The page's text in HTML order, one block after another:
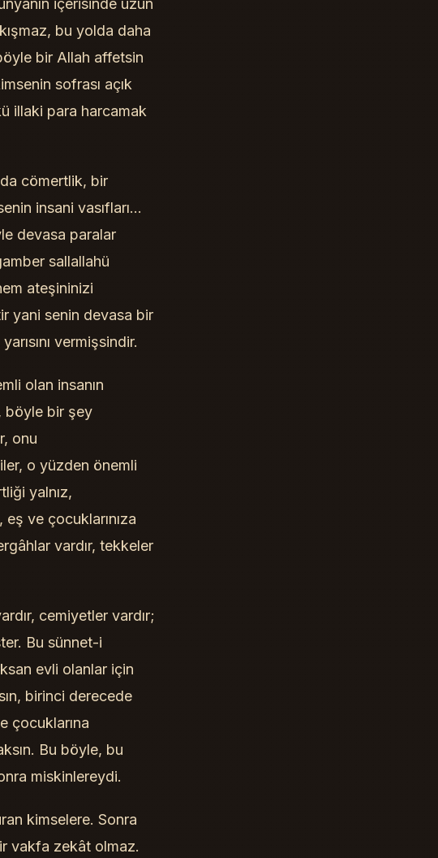
içerisinde uzun
bu yolda daha
bir Allah affetsin
sofrası açık
illaki para harcamak
cömertlik, bir
insani vasıfları…
devasa paralar
sallallahü
ateşininizi
yani senin devasa bir
vermişsindir.
olan insanın
böyle bir şey
onu
o yüzden önemli
yalnız,
ve çocuklarınıza
vardır, tekkeler
cemiyetler vardır;
Bu sünnet-i
evli olanlar için
birinci derecede
çocuklarına
Bu böyle, bu
miskinlereydi.
kimselere. Sonra
vakfa zekât olmaz.